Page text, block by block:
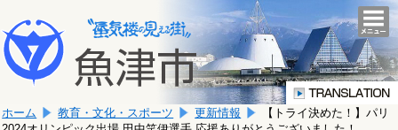
文
へ
移
ま
こ
か
文
ホーム 教育・文化・スポーツ 更新情報
【トライ決めた！】パリ